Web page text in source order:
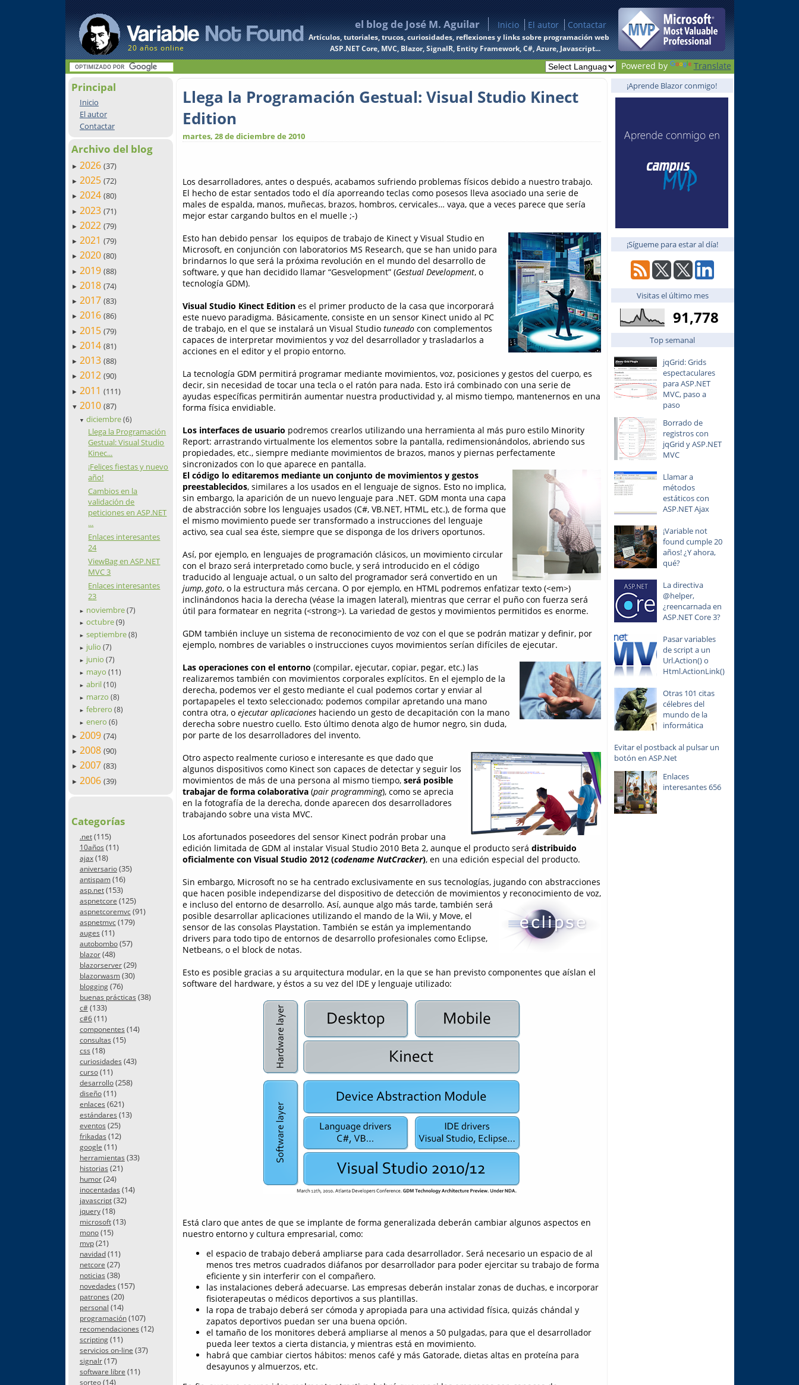
20 años online
el blog de José M. Aguilar Inicio El autor Contactar
Artículos, tutoriales, trucos, curiosidades, reflexiones y links sobre programación web
ASP.NET Core, MVC, Blazor, SignalR, Entity Framework, C#, Azure, Javascript...
Powered by Translate
Principal
Inicio
El autor
Contactar
Archivo del blog
► 2026 (37)
► 2025 (72)
► 2024 (80)
► 2023 (71)
► 2022 (79)
► 2021 (79)
► 2020 (80)
► 2019 (88)
► 2018 (74)
► 2017 (83)
► 2016 (86)
► 2015 (79)
► 2014 (81)
► 2013 (88)
► 2012 (90)
► 2011 (111)
▼ 2010 (87)
▼ diciembre(6)
Llega la Programación
Gestual: Visual Studio
Kinec...
¡Felices fiestas y nuevo
año!
Cambios en la
validación de
peticiones en ASP.NET
...
Enlaces interesantes
24
ViewBag en ASP.NET
MVC 3
Enlaces interesantes
23
► noviembre(7)
► octubre(9)
► septiembre(8)
► julio(7)
► junio(7)
► mayo(11)
► abril(10)
► marzo(8)
► febrero(8)
► enero(6)
► 2009 (74)
► 2008 (90)
► 2007 (83)
► 2006 (39)
Categorías
.net(115)
10años (11)
ajax(18)
aniversario(35)
antispam(16)
asp.net(153)
aspnetcore (125)
aspnetcoremvc(91)
aspnetmvc(179)
auges (11)
autobombo(57)
blazor(48)
blazorserver(29)
blazorwasm(30)
blogging(76)
buenas prácticas (38)
c#(133)
c#6(11)
componentes (14)
consultas (15)
css (18)
curiosidades (43)
curso(11)
desarrollo(258)
diseño(11)
enlaces (621)
estándares (13)
eventos (25)
frikadas (12)
google (11)
herramientas (33)
historias (21)
humor(24)
inocentadas (14)
javascript(32)
jquery(18)
microsoft(13)
mono(15)
mvp(21)
navidad(11)
netcore (27)
noticias (38)
novedades (157)
patrones (20)
personal (14)
programación(107)
recomendaciones (12)
scripting(11)
servicios on-line (37)
signalr(17)
software libre (11)
sorteo(14)
Llega la Programación Gestual: Visual Studio Kinect
Edition
martes, 28 de diciembre de 2010
Los desarrolladores, antes o después, acabamos sufriendo problemas físicos debido a nuestro trabajo.
El hecho de estar sentados todo el día aporreando teclas como posesos lleva asociado una serie de
males de espalda, manos, muñecas, brazos, hombros, cervicales… vaya, que a veces parece que sería
mejor estar cargando bultos en el muelle ;-)
Esto han debido pensar los equipos de trabajo de Kinect y Visual Studio en
Microsoft, en conjunción con laboratorios MS Research, que se han unido para
brindarnos lo que será la próxima revolución en el mundo del desarrollo de
software, y que han decidido llamar “Gesvelopment” (Gestual Development, o
tecnología GDM).
Visual Studio Kinect Editiones el primer producto de la casa que incorporará
este nuevo paradigma. Básicamente, consiste en un sensor Kinect unido al PC
de trabajo, en el que se instalará un Visual Studio tuneadocon complementos
capaces de interpretar movimientos y voz del desarrollador y trasladarlos a
acciones en el editor y el propio entorno.
La tecnología GDM permitirá programar mediante movimientos, voz, posiciones y gestos del cuerpo, es
decir, sin necesidad de tocar una tecla o el ratón para nada. Esto irá combinado con una serie de
ayudas específicas permitirán aumentar nuestra productividad y, al mismo tiempo, mantenernos en una
forma física envidiable.
Los interfaces de usuario podremos crearlos utilizando una herramienta al más puro estilo Minority
Report: arrastrando virtualmente los elementos sobre la pantalla, redimensionándolos, abriendo sus
propiedades, etc., siempre mediante movimientos de brazos, manos y piernas perfectamente
sincronizados con lo que aparece en pantalla.
El código lo editaremos mediante un conjunto de movimientos y gestos
preestablecidos, similares a los usados en el lenguaje de signos. Esto no implica,
sin embargo, la aparición de un nuevo lenguaje para .NET. GDM monta una capa
de abstracción sobre los lenguajes usados (C#, VB.NET, HTML, etc.), de forma que
el mismo movimiento puede ser transformado a instrucciones del lenguaje
activo, sea cual sea éste, siempre que se disponga de los drivers oportunos.
Así, por ejemplo, en lenguajes de programación clásicos, un movimiento circular
con el brazo será interpretado como bucle, y será introducido en el código
traducido al lenguaje actual, o un salto del programador será convertido en un
jump,goto, o la estructura más cercana. O por ejemplo, en HTML podremos enfatizar texto (<em>)
inclinándonos hacia la derecha (véase la imagen lateral), mientras que cerrar el puño con fuerza será
útil para formatear en negrita (<strong>). La variedad de gestos y movimientos permitidos es enorme.
GDM también incluye un sistema de reconocimiento de voz con el que se podrán matizar y definir, por
ejemplo, nombres de variables o instrucciones cuyos movimientos serían difíciles de ejecutar.
Las operaciones con el entorno (compilar, ejecutar, copiar, pegar, etc.) las
realizaremos también con movimientos corporales explícitos. En el ejemplo de la
derecha, podemos ver el gesto mediante el cual podemos cortar y enviar al
portapapeles el texto seleccionado; podemos compilar apretando una mano
contra otra, o ejecutar aplicacioneshaciendo un gesto de decapitación con la mano
derecha sobre nuestro cuello. Esto último denota algo de humor negro, sin duda,
por parte de los desarrolladores del invento.
Otro aspecto realmente curioso e interesante es que dado que
algunos dispositivos como Kinect son capaces de detectar y seguir los
movimientos de más de una persona al mismo tiempo, será posible
trabajar de forma colaborativa(pair programming), como se aprecia
en la fotografía de la derecha, donde aparecen dos desarrolladores
trabajando sobre una vista MVC.
Los afortunados poseedores del sensor Kinect podrán probar una
edición limitada de GDM al instalar Visual Studio 2010 Beta 2, aunque el producto será distribuido
oficialmente con Visual Studio 2012 (codename NutCracker), en una edición especial del producto.
Sin embargo, Microsoft no se ha centrado exclusivamente en sus tecnologías, jugando con abstracciones
que hacen posible independizarse del dispositivo de detección de movimientos y reconocimiento de voz,
e incluso del entorno de desarrollo. Así, aunque algo más tarde, también será
posible desarrollar aplicaciones utilizando el mando de la Wii, y Move, el
sensor de las consolas Playstation. También se están ya implementando
drivers para todo tipo de entornos de desarrollo profesionales como Eclipse,
Netbeans, o el block de notas.
Esto es posible gracias a su arquitectura modular, en la que se han previsto componentes que aíslan el
software del hardware, y éstos a su vez del IDE y lenguaje utilizado:
Está claro que antes de que se implante de forma generalizada deberán cambiar algunos aspectos en
nuestro entorno y cultura empresarial, como:
el espacio de trabajo deberá ampliarse para cada desarrollador. Será necesario un espacio de al
menos tres metros cuadrados diáfanos por desarrollador para poder ejercitar su trabajo de forma
eficiente y sin interferir con el compañero.
las instalaciones deberá adecuarse. Las empresas deberán instalar zonas de duchas, e incorporar
fisioterapeutas o médicos deportivos a sus plantillas.
la ropa de trabajo deberá ser cómoda y apropiada para una actividad física, quizás chándal y
zapatos deportivos puedan ser una buena opción.
el tamaño de los monitores deberá ampliarse al menos a 50 pulgadas, para que el desarrollador
pueda leer textos a cierta distancia, y mientras está en movimiento.
habrá que cambiar ciertos hábitos: menos café y más Gatorade, dietas altas en proteína para
desayunos y almuerzos, etc.
¡Aprende Blazor conmigo!
¡Sígueme para estar al día!
Visitas el último mes
91,778
Top semanal
jqGrid: Grids
espectaculares
para ASP.NET
MVC, paso a
paso
Borrado de
registros con
jqGrid y ASP.NET
MVC
Llamar a
métodos
estáticos con
ASP.NET Ajax
¡Variable not
found cumple 20
años! ¿Y ahora,
qué?
La directiva
@helper,
¿reencarnada en
ASP.NET Core 3?
Pasar variables
de script a un
Url.Action() o
Html.ActionLink()
Otras 101 citas
célebres del
mundo de la
informática
Evitar el postback al pulsar un
botón en ASP.Net
Enlaces
interesantes 656